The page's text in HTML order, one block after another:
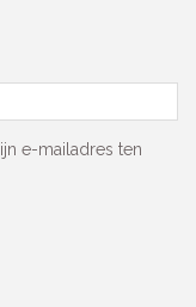
e-mailadres ten